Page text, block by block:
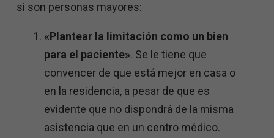
si son personas mayores:
«Plantear la limitación como un bien
para el paciente». Se le tiene que
convencer de que está mejor en casa o
en la residencia, a pesar de que es
evidente que no dispondrá de la misma
asistencia que en un centro médico.